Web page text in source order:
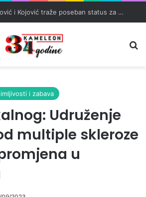
Zvizdić, Magazinović i Kojović traže poseban status za Memorijalni centar Srebrenica
i zabava
Udruženje
multiple skleroze
u